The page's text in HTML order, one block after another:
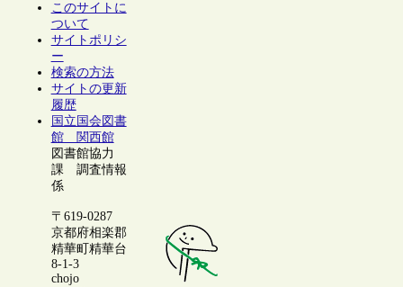
このサイトに
ついて
サイトポリシ
ー
検索の方法
サイトの更新
履歴
国立国会図書
館 関西館
図書館協力
課 調査情報
係
〒619-0287
京都府相楽郡
精華町精華台
8-1-3
chojo